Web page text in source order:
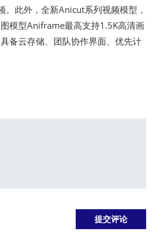
。此外，全新Anicut系列视频模型，
模型Aniframe最高支持1.5K高清画
备云存储、团队协作界面、优先计